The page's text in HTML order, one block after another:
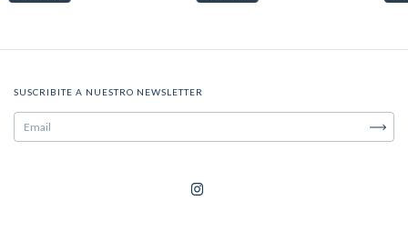
SUSCRIBITE A NUESTRO NEWSLETTER